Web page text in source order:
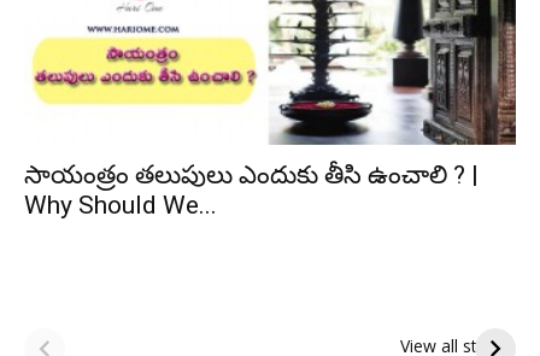
సాయంత్రం తలుపులు ఎందుకు తీసి ఉంచాలి ? |
Why Should We...
View all stories
పితృదేవతల ఆశీర్వాదం
ఇంద్రకీలాద్రి గిరి ప్రదక్షిణ